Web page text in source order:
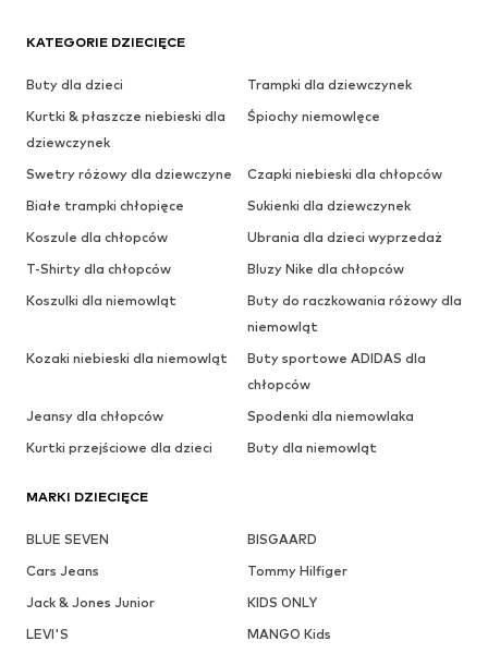
KATEGORIE DZIECIĘCE
Buty dla dzieci
Trampki dla dziewczynek
Kurtki & płaszcze niebieski dla
dziewczynek
Śpiochy niemowlęce
Swetry różowy dla dziewczyne
Czapki niebieski dla chłopców
Białe trampki chłopięce
Sukienki dla dziewczynek
Koszule dla chłopców
Ubrania dla dzieci wyprzedaż
T-Shirty dla chłopców
Bluzy Nike dla chłopców
Koszulki dla niemowląt
Buty do raczkowania różowy dla
niemowląt
Kozaki niebieski dla niemowląt
Buty sportowe ADIDAS dla
chłopców
Jeansy dla chłopców
Spodenki dla niemowlaka
Kurtki przejściowe dla dzieci
Buty dla niemowląt
MARKI DZIECIĘCE
BLUE SEVEN
BISGAARD
Cars Jeans
Tommy Hilfiger
Jack & Jones Junior
KIDS ONLY
LEVI'S
MANGO Kids